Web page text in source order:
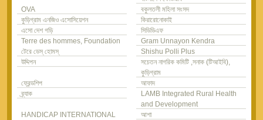
OVA
বকুলতলী মহিলা সংসদ
কুড়িগ্রাম এনজিও এসোসিয়েশন
কিরারোনোকাই
এসো দেশ গড়ি
সিডিডিএফ
Terre des hommes, Foundation
টেরে ডেস্ হোমস্
Gram Unnayon Kendra
Shishu Polli Plus
উদ্দিপন
সচেতন নাগরিক কমিটি ,সনাক (টিআইবি),
কুড়িগ্রাম
ফ্রেন্ডশিপ
আফাদ
ব্র্যাক
LAMB Integrated Rural Health
and Development
HANDICAP INTERNATIONAL
আশা